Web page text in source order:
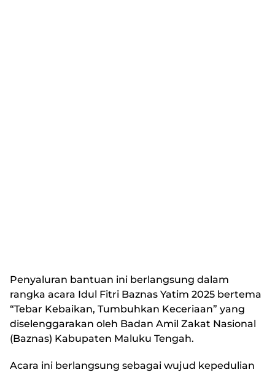
Penyaluran bantuan ini berlangsung dalam
rangka acara Idul Fitri Baznas Yatim 2025 bertema
“Tebar Kebaikan, Tumbuhkan Keceriaan” yang
diselenggarakan oleh Badan Amil Zakat Nasional
(Baznas) Kabupaten Maluku Tengah.
Acara ini berlangsung sebagai wujud kepedulian